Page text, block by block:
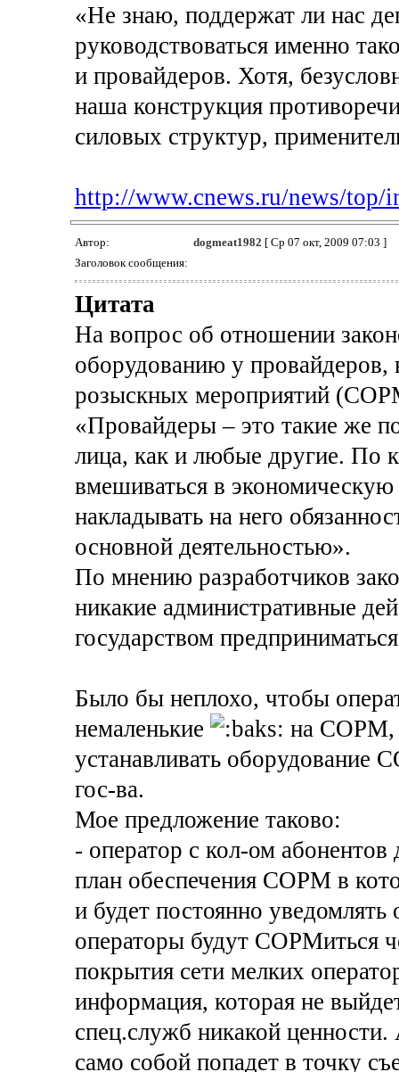
«Не знаю, поддержат ли нас
руководствоваться именно
и провайдеров. Хотя,
наша конструкция
силовых структур,
http://www.cnews.ru/news/top/
Автор: dogmeat1982 [ Ср 07 окт, 2009 07:03 ]
Заголовок сообщения:
Цитата
На вопрос об отношении
оборудованию у провайдеров,
розыскных мероприятий
«Провайдеры – это такие же
лица, как и любые другие. По
вмешиваться в экономическую
накладывать на него
основной деятельностью».
По мнению разработчиков
никакие административные
государством
Было бы неплохо, чтобы
немаленькие
на СОРМ,
устанавливать
гос-ва.
Мое предложение таково:
- оператор с кол-ом
план обеспечения СОРМ в
и будет постоянно
операторы будут СОРМиться
покрытия сети мелких
информация, которая не
спец.служб никакой
само собой попадет в точку